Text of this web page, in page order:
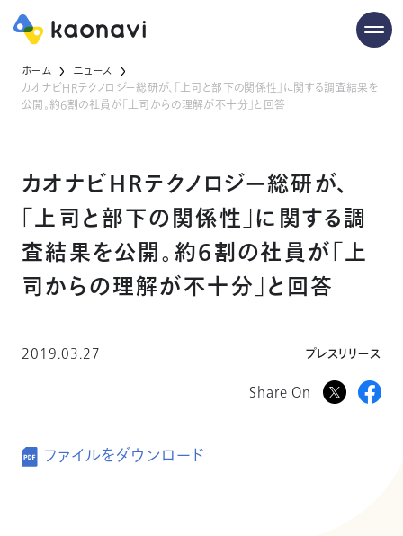
ホーム
ニュース
カオナビHRテクノロジー総研が、「上司と部下の関係性」に関する調査結果を
公開。約6割の社員が「上司からの理解が不十分」と回答
カオナビHRテクノロジー総研が、
「上司と部下の関係性」に関する調
査結果を公開。約6割の社員が「上
司からの理解が不十分」と回答
2019.03.27 プレスリリース
Share On
ファイルをダウンロード